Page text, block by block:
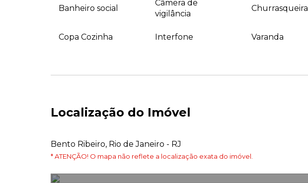
Banheiro social
Câmera de
vigilância
Churrasqueira
Copa Cozinha Interfone Varanda
Localização do Imóvel
Bento Ribeiro, Rio de Janeiro - RJ
* ATENÇÃO! O mapa não reflete a localização exata do imóvel.